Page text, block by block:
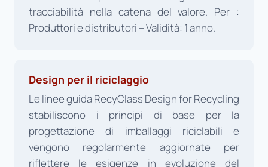
tracciabilità nella catena del valore. Per :
Produttori e distributori – Validità: 1 anno.
Design per il riciclaggio
Le linee guida RecyClass Design for Recycling
stabiliscono i principi di base per la
progettazione di imballaggi riciclabili e
vengono regolarmente aggiornate per
riflettere le esigenze in evoluzione del